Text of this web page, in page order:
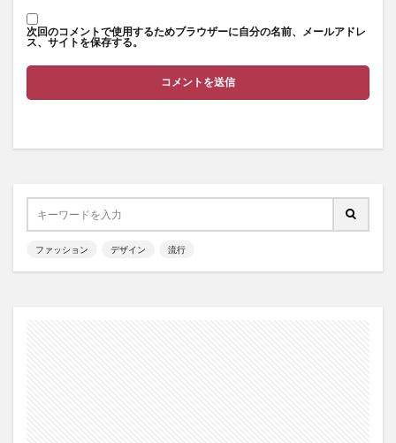
次回のコメントで使用するためブラウザーに自分の名前、メールアドレ
ス、サイトを保存する。
ファッション デザイン 流行